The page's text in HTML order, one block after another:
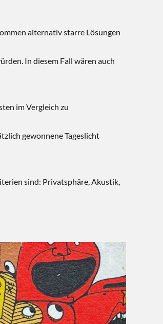
alternativ starre Lösungen
In diesem Fall wären auch
im Vergleich zu
gewonnene Tageslicht
sind: Privatsphäre, Akustik,